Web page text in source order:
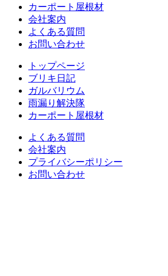
カーポート屋根材
会社案内
よくある質問
お問い合わせ
トップページ
ブリキ日記
ガルバリウム
雨漏り解決隊
カーポート屋根材
よくある質問
会社案内
プライバシーポリシー
お問い合わせ